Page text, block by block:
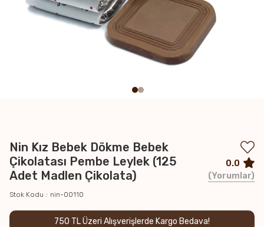
Nin Kız Bebek Dökme Bebek
Çikolatası Pembe Leylek (125
Adet Madlen Çikolata)
Stok Kodu nin-00110
750 TL Üzeri Alışverişlerde Kargo Bedava!
0.0
Yorumlar